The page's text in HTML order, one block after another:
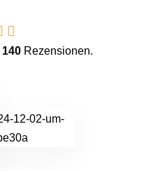
140Rezensionen.